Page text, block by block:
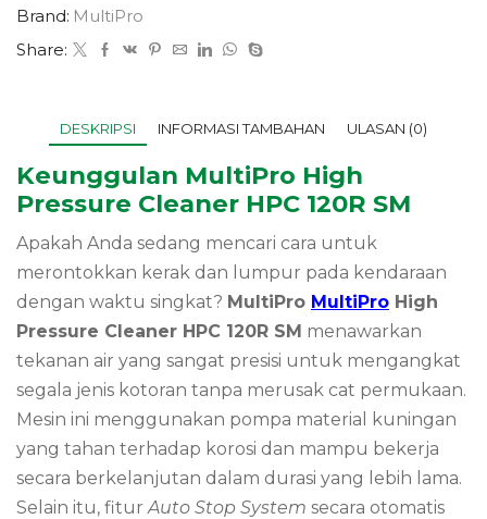
Brand: MultiPro
Share:
DESKRIPSI INFORMASI TAMBAHAN ULASAN (0)
Keunggulan MultiPro High
Pressure Cleaner HPC 120R SM
Apakah Anda sedang mencari cara untuk
merontokkan kerak dan lumpur pada kendaraan
dengan waktu singkat? MultiPro MultiPro High
Pressure Cleaner HPC 120R SM menawarkan
tekanan air yang sangat presisi untuk mengangkat
segala jenis kotoran tanpa merusak cat permukaan.
Mesin ini menggunakan pompa material kuningan
yang tahan terhadap korosi dan mampu bekerja
secara berkelanjutan dalam durasi yang lebih lama.
Selain itu, fitur Auto Stop System secara otomatis